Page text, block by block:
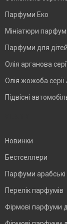
Парфуми Еко
Мініатюри
Парфуми для дітей
Олія арганова
Олія жожоба серії
Підвісні
Новинки
Бестселлери
Парфуми арабські
Перелік парфумів
Фірмові парфуми